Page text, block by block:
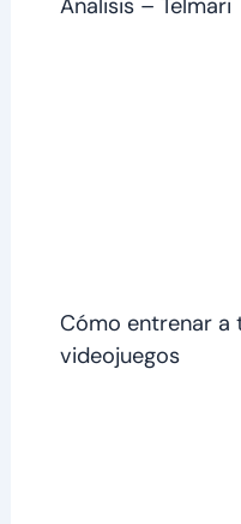
Analisis – Telmari
Cómo entrenar a
videojuegos